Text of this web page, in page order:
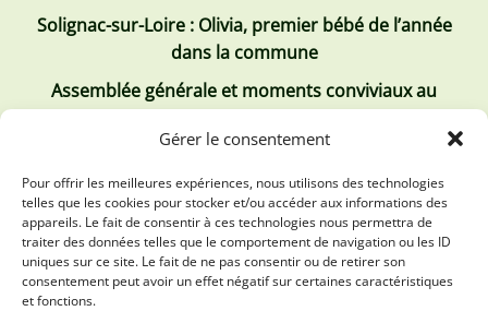
Gérer le consentement
Pour offrir les meilleures expériences, nous utilisons des technologies
telles que les cookies pour stocker et/ou accéder aux informations des
appareils. Le fait de consentir à ces technologies nous permettra de
traiter des données telles que le comportement de navigation ou les ID
uniques sur ce site. Le fait de ne pas consentir ou de retirer son
consentement peut avoir un effet négatif sur certaines caractéristiques
et fonctions.
Solignac-sur-Loire : Olivia, premier bébé de l’année
dans la commune
Assemblée générale et moments conviviaux au
Les derniers comptes rendus
Conseil municipal 2 juillet 2026
Conseil Municipal du 30 avril 2026